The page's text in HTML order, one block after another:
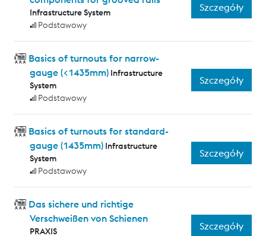
Infrastructure System
Podstawowy
Szczegóły
Basics of turnouts for narrow-
gauge (<1435mm) Infrastructure
System
Podstawowy
Szczegóły
Basics of turnouts for standard-
gauge (1435mm) Infrastructure
System
Podstawowy
Szczegóły
Das sichere und richtige
Verschweißen von Schienen
PRAXIS
Szczegóły